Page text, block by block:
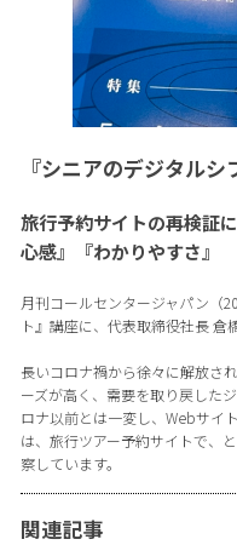
『シニアのデジタル
旅行予約サイトの再検証
心感』『わかりやすさ』
月刊コールセンタージャパン（
ト』講座に、代表取締役社長 倉
長いコロナ禍から徐々に解放さ
ーズが高く、需要を取り戻した
ロナ以前とは一変し、Webサイ
は、旅行ツアー予約サイトで、
察しています。
関連記事